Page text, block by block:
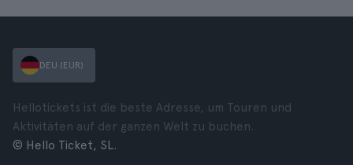
DEU (EUR)
Hellotickets ist die beste Adresse, um Touren und
Aktivitäten auf der ganzen Welt zu buchen.
© Hello Ticket, SL.